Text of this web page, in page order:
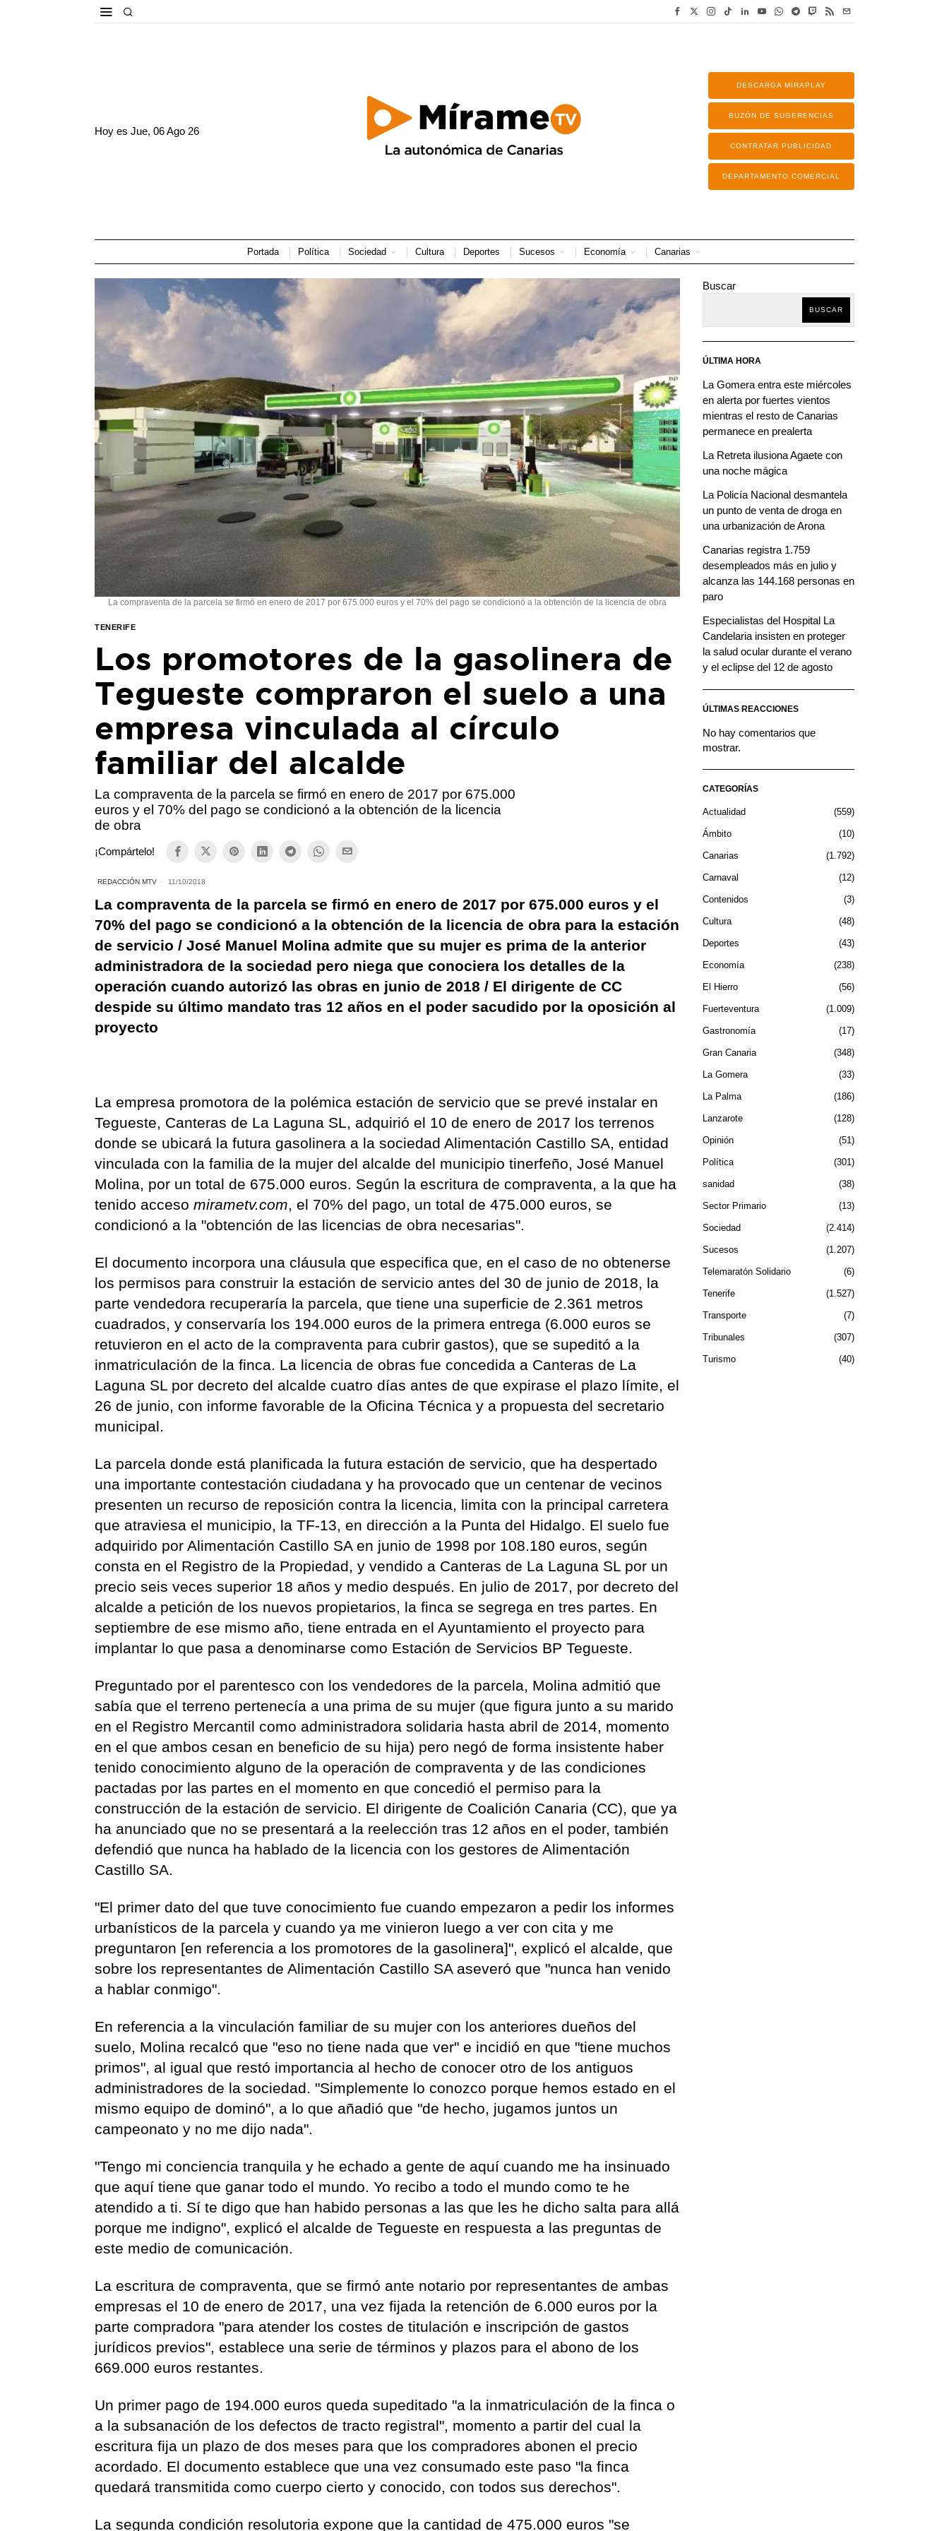
Hoy esJue, 06 Ago 26
DESCARGA MIRAPLAY
BUZÓN DE SUGERENCIAS
CONTRATAR PUBLICIDAD
DEPARTAMENTO COMERCIAL
Portada Política Sociedad Cultura Deportes Sucesos Economía Canarias
La compraventa de la parcela se firmó en enero de 2017 por 675.000 euros y el 70% del pago se condicionó a la obtención de la licencia de obra
TENERIFE
Los promotores de la gasolinera de
Tegueste compraron el suelo a una
empresa vinculada al círculo
familiar del alcalde
La compraventa de la parcela se firmó en enero de 2017 por 675.000
euros y el 70% del pago se condicionó a la obtención de la licencia
de obra
¡Compártelo!
REDACCIÓN MTV 11/10/2018
La compraventa de la parcela se firmó en enero de 2017 por 675.000 euros y el
70% del pago se condicionó a la obtención de la licencia de obra para la estación
de servicio / José Manuel Molina admite que su mujer es prima de la anterior
administradora de la sociedad pero niega que conociera los detalles de la
operación cuando autorizó las obras en junio de 2018 / El dirigente de CC
despide su último mandato tras 12 años en el poder sacudido por la oposición al
proyecto
La empresa promotora de la polémica estación de servicio que se prevé instalar en
Tegueste, Canteras de La Laguna SL, adquirió el 10 de enero de 2017 los terrenos
donde se ubicará la futura gasolinera a la sociedad Alimentación Castillo SA, entidad
vinculada con la familia de la mujer del alcalde del municipio tinerfeño, José Manuel
Molina, por un total de 675.000 euros. Según la escritura de compraventa, a la que ha
tenido accesomirametv.com, el 70% del pago, un total de 475.000 euros, se
condicionó a la "obtención de las licencias de obra necesarias".
El documento incorpora una cláusula que especifica que, en el caso de no obtenerse
los permisos para construir la estación de servicio antes del 30 de junio de 2018, la
parte vendedora recuperaría la parcela, que tiene una superficie de 2.361 metros
cuadrados, y conservaría los 194.000 euros de la primera entrega (6.000 euros se
retuvieron en el acto de la compraventa para cubrir gastos), que se supeditó a la
inmatriculación de la finca. La licencia de obras fue concedida a Canteras de La
Laguna SL por decreto del alcalde cuatro días antes de que expirase el plazo límite, el
26 de junio, con informe favorable de la Oficina Técnica y a propuesta del secretario
municipal.
La parcela donde está planificada la futura estación de servicio, que ha despertado
una importante contestación ciudadana y ha provocado que un centenar de vecinos
presenten un recurso de reposición contra la licencia, limita con la principal carretera
que atraviesa el municipio, la TF-13, en dirección a la Punta del Hidalgo. El suelo fue
adquirido por Alimentación Castillo SA en junio de 1998 por 108.180 euros, según
consta en el Registro de la Propiedad, y vendido a Canteras de La Laguna SL por un
precio seis veces superior 18 años y medio después. En julio de 2017, por decreto del
alcalde a petición de los nuevos propietarios, la finca se segrega en tres partes. En
septiembre de ese mismo año, tiene entrada en el Ayuntamiento el proyecto para
implantar lo que pasa a denominarse como Estación de Servicios BP Tegueste.
Preguntado por el parentesco con los vendedores de la parcela, Molina admitió que
sabía que el terreno pertenecía a una prima de su mujer (que figura junto a su marido
en el Registro Mercantil como administradora solidaria hasta abril de 2014, momento
en el que ambos cesan en beneficio de su hija) pero negó de forma insistente haber
tenido conocimiento alguno de la operación de compraventa y de las condiciones
pactadas por las partes en el momento en que concedió el permiso para la
construcción de la estación de servicio. El dirigente de Coalición Canaria (CC), que ya
ha anunciado que no se presentará a la reelección tras 12 años en el poder, también
defendió que nunca ha hablado de la licencia con los gestores de Alimentación
Castillo SA.
"El primer dato del que tuve conocimiento fue cuando empezaron a pedir los informes
urbanísticos de la parcela y cuando ya me vinieron luego a ver con cita y me
preguntaron [en referencia a los promotores de la gasolinera]", explicó el alcalde, que
sobre los representantes de Alimentación Castillo SA aseveró que "nunca han venido
a hablar conmigo".
En referencia a la vinculación familiar de su mujer con los anteriores dueños del
suelo, Molina recalcó que "eso no tiene nada que ver" e incidió en que "tiene muchos
primos", al igual que restó importancia al hecho de conocer otro de los antiguos
administradores de la sociedad. "Simplemente lo conozco porque hemos estado en el
mismo equipo de dominó", a lo que añadió que "de hecho, jugamos juntos un
campeonato y no me dijo nada".
"Tengo mi conciencia tranquila y he echado a gente de aquí cuando me ha insinuado
que aquí tiene que ganar todo el mundo. Yo recibo a todo el mundo como te he
atendido a ti. Sí te digo que han habido personas a las que les he dicho salta para allá
porque me indigno", explicó el alcalde de Tegueste en respuesta a las preguntas de
este medio de comunicación.
La escritura de compraventa, que se firmó ante notario por representantes de ambas
empresas el 10 de enero de 2017, una vez fijada la retención de 6.000 euros por la
parte compradora "para atender los costes de titulación e inscripción de gastos
jurídicos previos", establece una serie de términos y plazos para el abono de los
669.000 euros restantes.
Un primer pago de 194.000 euros queda supeditado "a la inmatriculación de la finca o
a la subsanación de los defectos de tracto registral", momento a partir del cual la
escritura fija un plazo de dos meses para que los compradores abonen el precio
acordado. El documento establece que una vez consumado este paso "la finca
quedará transmitida como cuerpo cierto y conocido, con todos sus derechos".
La segunda condición resolutoria expone que la cantidad de 475.000 euros "se
Buscar
BUSCAR
ÚLTIMA HORA
La Gomera entra este miércoles
en alerta por fuertes vientos
mientras el resto de Canarias
permanece en prealerta
La Retreta ilusiona Agaete con
una noche mágica
La Policía Nacional desmantela
un punto de venta de droga en
una urbanización de Arona
Canarias registra 1.759
desempleados más en julio y
alcanza las 144.168 personas en
paro
Especialistas del Hospital La
Candelaria insisten en proteger
la salud ocular durante el verano
y el eclipse del 12 de agosto
ÚLTIMAS REACCIONES
No hay comentarios que
mostrar.
CATEGORÍAS
Actualidad 559
Ámbito 10
Canarias 1.792
Carnaval 12
Contenidos 3
Cultura 48
Deportes 43
Economía 238
El Hierro 56
Fuerteventura 1.009
Gastronomía 17
Gran Canaria 348
La Gomera 33
La Palma 186
Lanzarote 128
Opinión 51
Política 301
sanidad 38
Sector Primario 13
Sociedad 2.414
Sucesos 1.207
Telemaratón Solidario 6
Tenerife 1.527
Transporte 7
Tribunales 307
Turismo 40